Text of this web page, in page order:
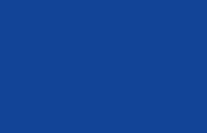
می شود.
و دقیق انجام دهند؛ نرم افزارهای
می شود.
بالا آماده کنند، هدف از طراحی نرم